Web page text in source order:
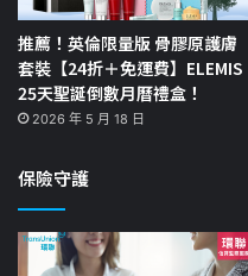
推薦！英倫限量版 骨膠原護膚
套裝【24折＋免運費】ELEMIS
25天聖誕倒數月曆禮盒！
2026 年 5 月 18 日
保險守護